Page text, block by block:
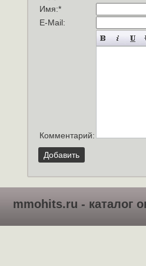
Имя:*
E-Mail:
Комментарий:
Добавить
mmohits.ru - каталог